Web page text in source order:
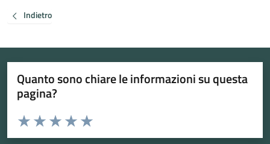
Indietro
Quanto sono chiare le informazioni su questa
pagina?
Valuta da 1 a 5 stelle la pagina
Valuta 5 stelle su 5
Valuta 4 stelle su 5
Valuta 3 stelle su 5
Valuta 2 stelle su 5
Valuta 1 stelle su 5